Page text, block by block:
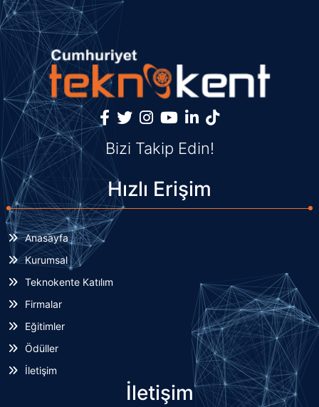
Bizi Takip Edin!
Hızlı Erişim
Anasayfa
Kurumsal
Teknokente Katılım
Firmalar
Eğitimler
Ödüller
İletişim
İletişim